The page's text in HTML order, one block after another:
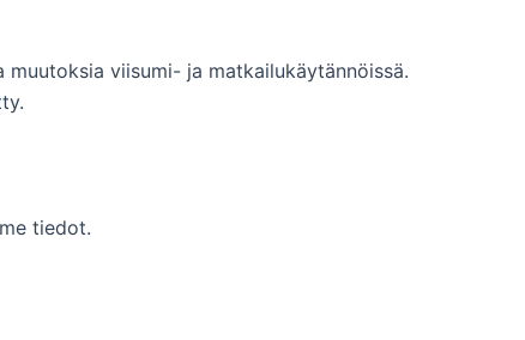
viisumi- ja matkailukäytännöissä.
tiedot.